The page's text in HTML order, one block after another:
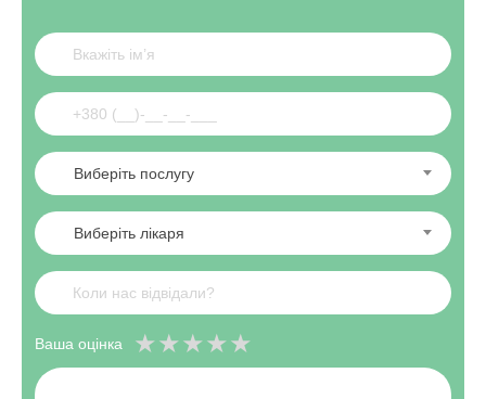
Виберіть послугу
Виберіть лікаря
Ваша оцінка